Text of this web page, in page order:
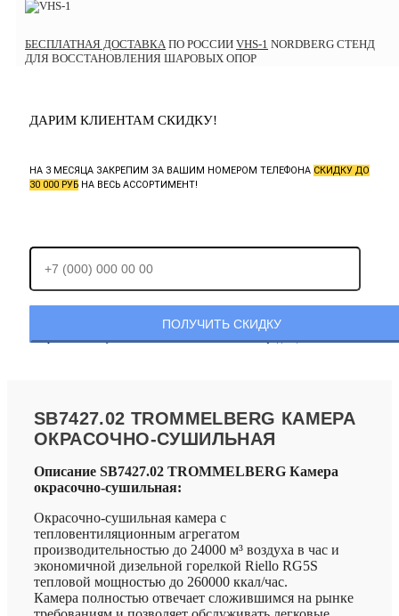
БЕСПЛАТНАЯ ДОСТАВКА ПО РОССИИ VHS-1 NORDBERG СТЕНД
ДЛЯ ВОССТАНОВЛЕНИЯ ШАРОВЫХ ОПОР
ДАРИМ КЛИЕНТАМ СКИДКУ!
НА 3 МЕСЯЦА ЗАКРЕПИМ ЗА ВАШИМ НОМЕРОМ ТЕЛЕФОНА СКИДКУ ДО
30 000 РУБ НА ВЕСЬ АССОРТИМЕНТ!
Отправляя заявку, Вы соглашаетесь сполитикой конфиденциальности.
SB7427.02 TROMMELBERG КАМЕРА
ОКРАСОЧНО-СУШИЛЬНАЯ
Описание SB7427.02 TROMMELBERG Камера
окрасочно-сушильная:
Окрасочно-сушильная камера с
тепловентиляционным агрегатом
производительностью до 24000 м³ воздуха в час и
экономичной дизельной горелкой Riello RG5S
тепловой мощностью до 260000 ккал/час.
Камера полностью отвечает сложившимся на рынке